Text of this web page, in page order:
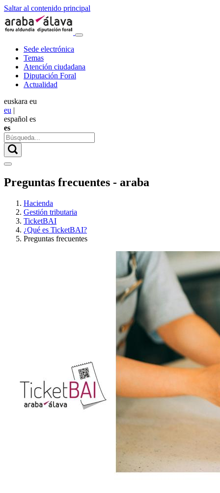
Saltar al contenido principal
Sede electrónica
Temas
Atención ciudadana
Diputación Foral
Actualidad
euskara eu
eu |
español es
es
Preguntas frecuentes - araba
Hacienda
Gestión tributaria
TicketBAI
¿Qué es TicketBAI?
Preguntas frecuentes